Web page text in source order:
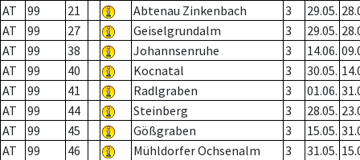
AT
99 21 Abtenau Zinkenbach 3 29.05.
AT
99 27 Geiselgrundalm 3 29.05.
AT
99 38 Johannsenruhe 3 14.06.
AT
99 40 Kocnatal 3 30.05.
AT
99 41 Radlgraben 3 01.06.
AT
99 44 Steinberg 3 28.05.
AT
99 45 Gößgraben 3 15.05.
AT
99 46 Mühldorfer Ochsenalm 3 31.05.